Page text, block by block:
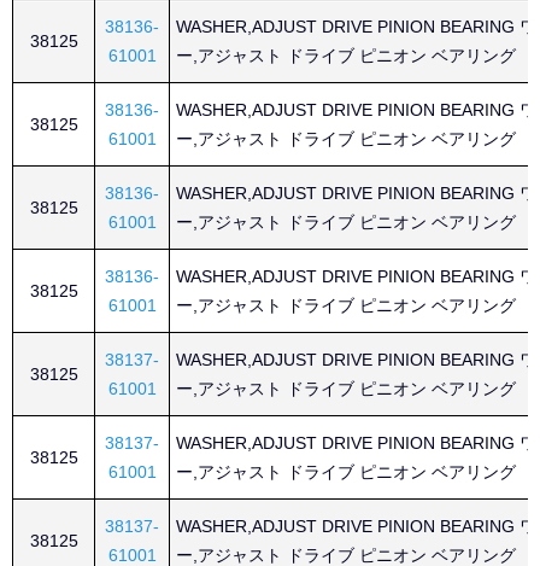
38125
38136-
61001
WASHER,ADJUST DRIVE PINION BEARING
ー,アジャスト ドライブ ピニオン ベアリング
38125
38136-
61001
WASHER,ADJUST DRIVE PINION BEARING
ー,アジャスト ドライブ ピニオン ベアリング
38125
38136-
61001
WASHER,ADJUST DRIVE PINION BEARING
ー,アジャスト ドライブ ピニオン ベアリング
38125
38136-
61001
WASHER,ADJUST DRIVE PINION BEARING
ー,アジャスト ドライブ ピニオン ベアリング
38125
38137-
61001
WASHER,ADJUST DRIVE PINION BEARING
ー,アジャスト ドライブ ピニオン ベアリング
38125
38137-
61001
WASHER,ADJUST DRIVE PINION BEARING
ー,アジャスト ドライブ ピニオン ベアリング
38125
38137-
61001
WASHER,ADJUST DRIVE PINION BEARING
ー,アジャスト ドライブ ピニオン ベアリング